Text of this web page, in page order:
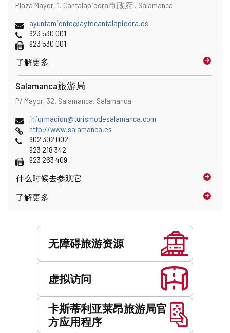
地
和
地
图
位
邮
地
址
Plaza Mayor, 1. Cantalapiedra市政府 . Salamanca
电
子
邮
件
地
址
ayuntamiento@aytocantalapiedra.es
电
话
923 530 001
传
真
923 530 001
了解更多
Salamanca旅游局
地
和
地
图
位
邮
地
址
P/ Mayor, 32. Salamanca. Salamanca
电
子
邮
地
址
informacion@turismodesalamanca.com
网
页
http://www.salamanca.es
电
902 302 002
923 218 342
传
真
923 263 409
什么时候去参观它
了解更多
无障碍旅游资源
虚拟访问
卡斯蒂利亚莱昂旅游局官
方应用程序